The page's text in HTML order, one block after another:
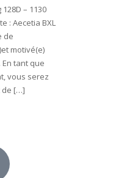
– 1130
: Aecetia BXL
de
motivé(e)
tant que
vous serez
de […]